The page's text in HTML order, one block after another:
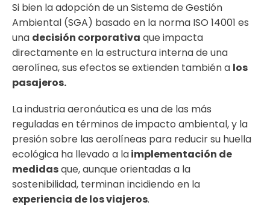
Si bien la adopción de un Sistema de Gestión
Ambiental (SGA) basado en la norma ISO 14001 es
una decisión corporativa que impacta
directamente en la estructura interna de una
aerolínea, sus efectos se extienden también a los
pasajeros.
La industria aeronáutica es una de las más
reguladas en términos de impacto ambiental, y la
presión sobre las aerolíneas para reducir su huella
ecológica ha llevado a laimplementación de
medidasque, aunque orientadas a la
sostenibilidad, terminan incidiendo en la
experiencia de los viajeros.